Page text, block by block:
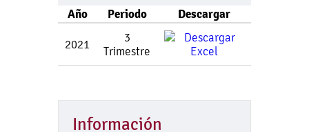
Año Periodo Descargar
2021
3
Trimestre
Información